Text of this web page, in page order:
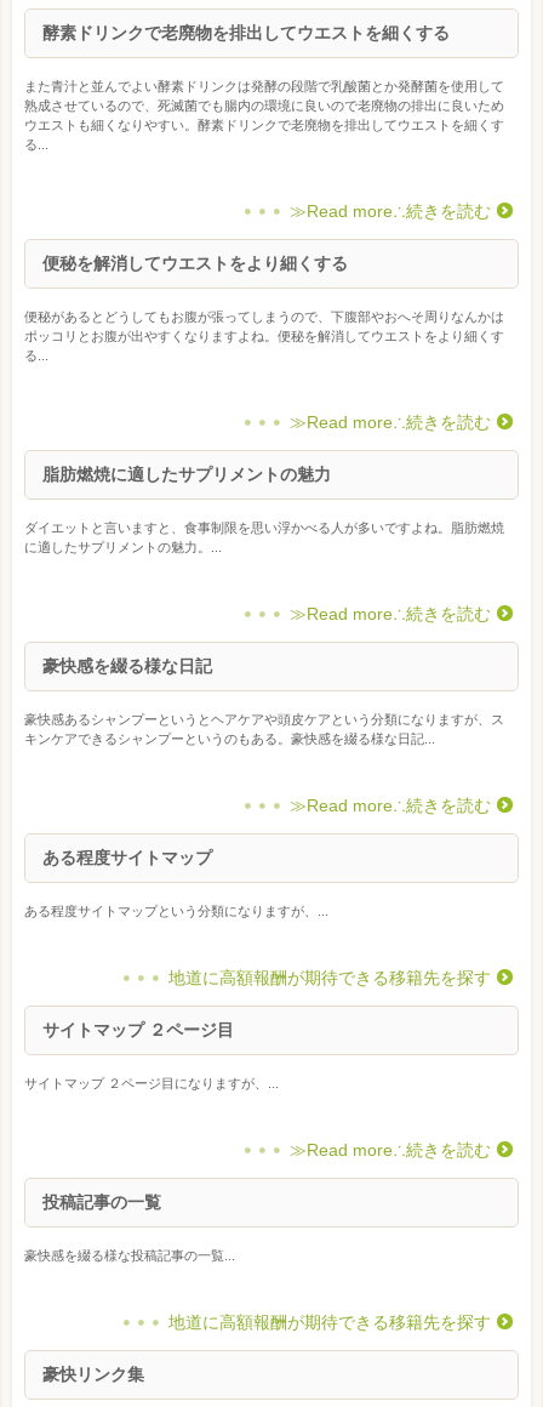
酵素ドリンクで老廃物を排出してウエストを細くする
また青汁と並んでよい酵素ドリンクは発酵の段階で乳酸菌とか発酵菌を使用して
熟成させているので、死滅菌でも腸内の環境に良いので老廃物の排出に良いため
ウエストも細くなりやすい。酵素ドリンクで老廃物を排出してウエストを細くす
る...
≫Read more∴続きを読む
便秘を解消してウエストをより細くする
便秘があるとどうしてもお腹が張ってしまうので、下腹部やおへそ周りなんかは
ポッコリとお腹が出やすくなりますよね。便秘を解消してウエストをより細くす
る...
≫Read more∴続きを読む
脂肪燃焼に適したサプリメントの魅力
ダイエットと言いますと、食事制限を思い浮かべる人が多いですよね。脂肪燃焼
に適したサプリメントの魅力。...
≫Read more∴続きを読む
豪快感を綴る様な日記
豪快感あるシャンプーというとヘアケアや頭皮ケアという分類になりますが、ス
キンケアできるシャンプーというのもある。豪快感を綴る様な日記...
≫Read more∴続きを読む
ある程度サイトマップ
ある程度サイトマップという分類になりますが、...
地道に高額報酬が期待できる移籍先を探す
サイトマップ ２ページ目
サイトマップ ２ページ目になりますが、...
≫Read more∴続きを読む
投稿記事の一覧
豪快感を綴る様な投稿記事の一覧...
地道に高額報酬が期待できる移籍先を探す
豪快リンク集